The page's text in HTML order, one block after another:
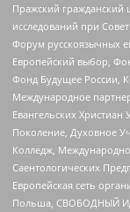
Пражский гражданский
исследований при
Форум русскоязычных
Европейский выбор,
Фонд Будущее России,
Международное
Евангельских
Поколение, Духовное
Колледж,
Саентологических
Европейская сеть
Польша, СВОБОДНЫЙ